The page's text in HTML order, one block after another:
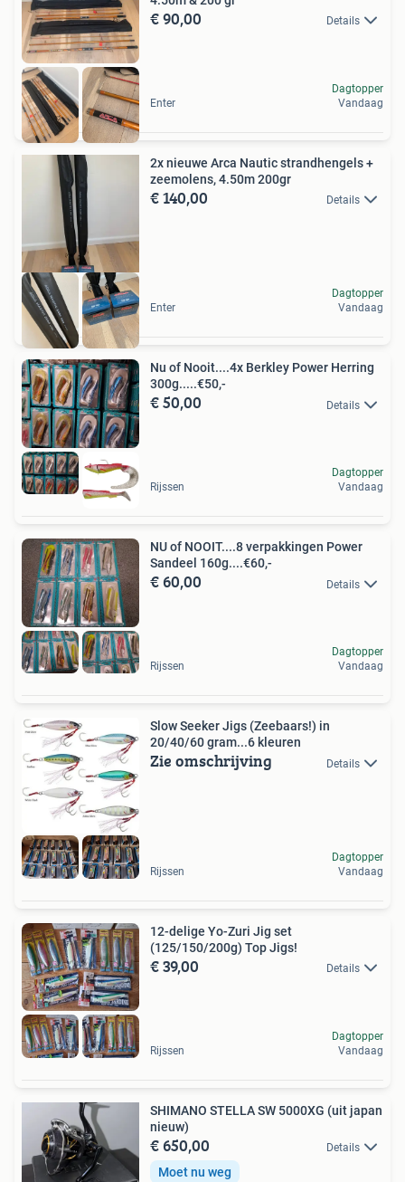
€ 90,00 Details
Enter
Dagtopper
Vandaag
2x nieuwe Arca Nautic strandhengels +
zeemolens, 4.50m 200gr
€ 140,00 Details
Enter
Dagtopper
Vandaag
Nu of Nooit....4x Berkley Power Herring
300g.....€50,-
€ 50,00 Details
Rijssen
Dagtopper
Vandaag
NU of NOOIT....8 verpakkingen Power
Sandeel 160g....€60,-
€ 60,00 Details
Rijssen
Dagtopper
Vandaag
Slow Seeker Jigs (Zeebaars!) in
20/40/60 gram...6 kleuren
Zie omschrijving Details
Rijssen
Dagtopper
Vandaag
12-delige Yo-Zuri Jig set
(125/150/200g) Top Jigs!
€ 39,00 Details
Rijssen
Dagtopper
Vandaag
SHIMANO STELLA SW 5000XG (uit japan
nieuw)
€ 650,00 Details
Moet nu weg